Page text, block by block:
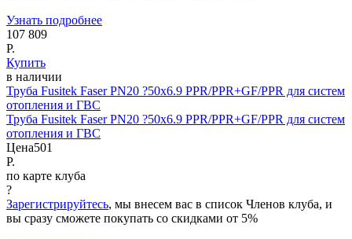
Узнать подробнее
107 809
Р.
Купить
в наличии
Труба Fusitek Faser PN20 ?50x6.9 PPR/PPR+GF/PPR для систем
отопления и ГВС
Труба Fusitek Faser PN20 ?50x6.9 PPR/PPR+GF/PPR для систем
отопления и ГВС
Цена501
Р.
по карте клуба
?
Зарегистрируйтесь, мы внесем вас в список Членов клуба, и
вы сразу сможете покупать со скидками от 5%